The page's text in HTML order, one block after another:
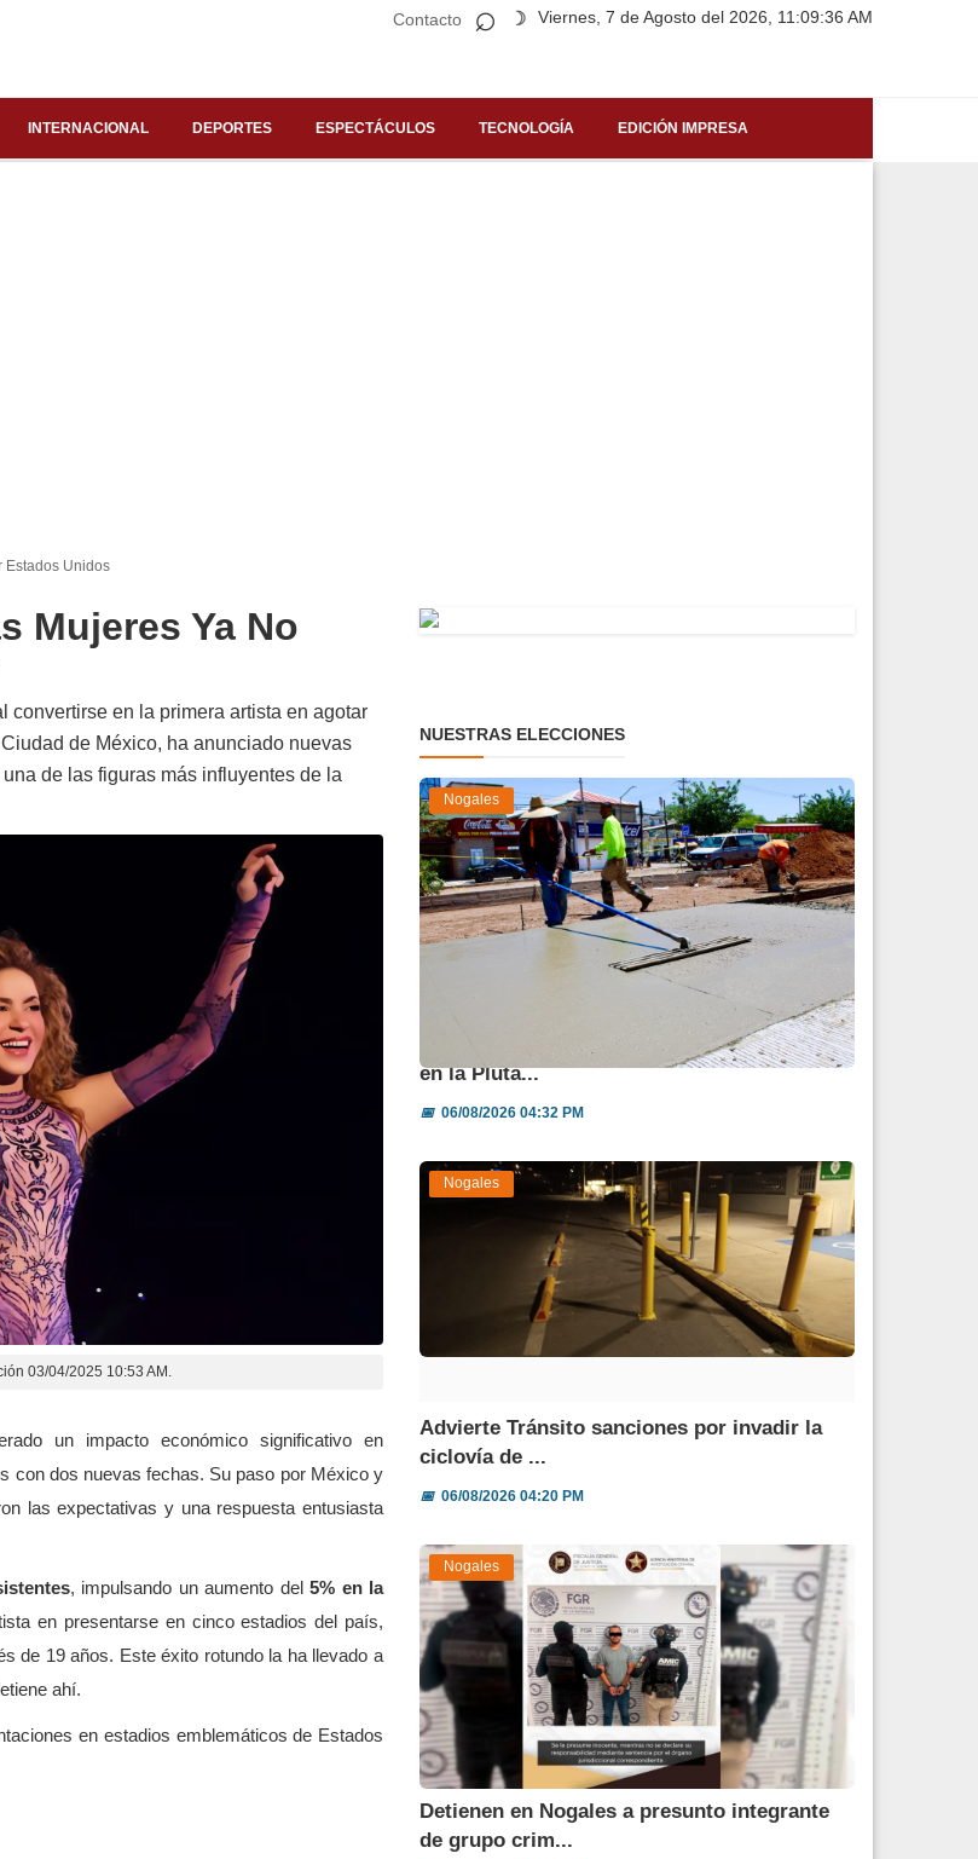
Contacto Viernes, 7 de Agosto del 2026, 11:09:36 AM
⌕ ☽
INTERNACIONAL DEPORTES ESPECTÁCULOS TECNOLOGÍA EDICIÓN IMPRESA
Estados Unidos
Mujeres Ya No
convertirse en la primera artista en agotar
de México, ha anunciado nuevas
de las figuras más influyentes de la
03/04/2025 10:53 AM.
un impacto económico significativo en
con dos nuevas fechas. Su paso por México y
las expectativas y una respuesta entusiasta
, impulsando un aumento del5% en la
en presentarse en cinco estadios del país,
de 19 años. Este éxito rotundo la ha llevado a
ahí.
en estadios emblemáticos de Estados
NUESTRAS ELECCIONES
Nogales
Avanza 45 % obra de reparación del socavón
en la Pluta...
📅06/08/2026 04:32 PM
Nogales
Advierte Tránsito sanciones por invadir la
ciclovía de ...
📅06/08/2026 04:20 PM
Nogales
Detienen en Nogales a presunto integrante
de grupo crim...